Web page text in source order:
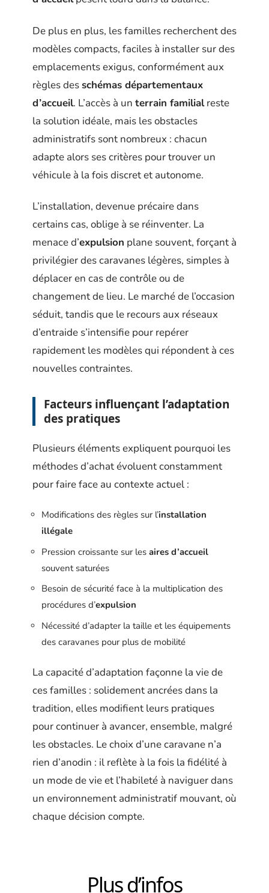
De plus en plus, les familles recherchent des
modèles compacts, faciles à installer sur des
emplacements exigus, conformément aux
règles desschémas départementaux
d’accueil. L’accès à un terrain familialreste
la solution idéale, mais les obstacles
administratifs sont nombreux : chacun
adapte alors ses critères pour trouver un
véhicule à la fois discret et autonome.
L’installation, devenue précaire dans
certains cas, oblige à se réinventer. La
menace d’expulsion plane souvent, forçant à
privilégier des caravanes légères, simples à
déplacer en cas de contrôle ou de
changement de lieu. Le marché de l’occasion
séduit, tandis que le recours aux réseaux
d’entraide s’intensifie pour repérer
rapidement les modèles qui répondent à ces
nouvelles contraintes.
Facteurs influençant l’adaptation
des pratiques
Plusieurs éléments expliquent pourquoi les
méthodes d’achat évoluent constamment
pour faire face au contexte actuel :
Modifications des règles sur l’installation
illégale
Pression croissante sur les aires d’accueil
souvent saturées
Besoin de sécurité face à la multiplication des
procédures d’expulsion
Nécessité d’adapter la taille et les équipements
des caravanes pour plus de mobilité
La capacité d’adaptation façonne la vie de
ces familles : solidement ancrées dans la
tradition, elles modifient leurs pratiques
pour continuer à avancer, ensemble, malgré
les obstacles. Le choix d’une caravane n’a
rien d’anodin : il reflète à la fois la fidélité à
un mode de vie et l’habileté à naviguer dans
un environnement administratif mouvant, où
chaque décision compte.
Plus d’infos